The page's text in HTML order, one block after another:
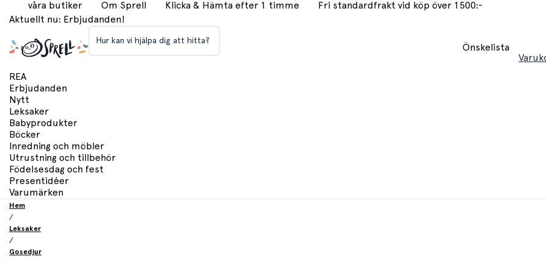
våra butiker Om Sprell Klicka & Hämta efter 1 timme
Fri standardfrakt vid köp över 1500:-
Aktuellt nu: Erbjudanden!
Hur kan vi hjälpa dig att hitta?
Önskelista
REA
Erbjudanden
Nytt
Leksaker
Babyprodukter
Böcker
Inredning och möbler
Utrustning och tillbehör
Födelsesdag och fest
Presentidéer
Varumärken
Hem
/
Leksaker
/
Gosedjur